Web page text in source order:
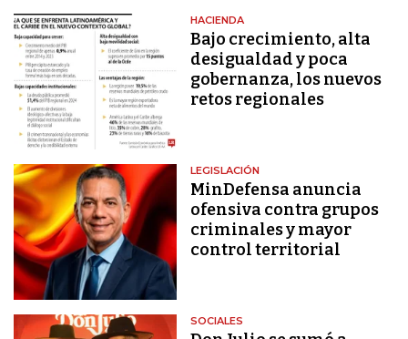
HACIENDA
Bajo crecimiento, alta
desigualdad y poca
gobernanza, los nuevos
retos regionales
LEGISLACIÓN
MinDefensa anuncia
ofensiva contra grupos
criminales y mayor
control territorial
SOCIALES